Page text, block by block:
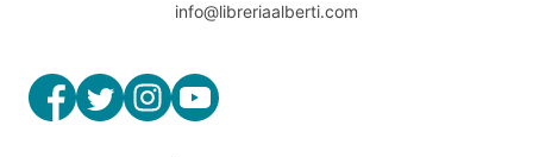
info@libreriaalberti.com